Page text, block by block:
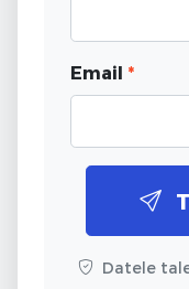
Email *
Datele